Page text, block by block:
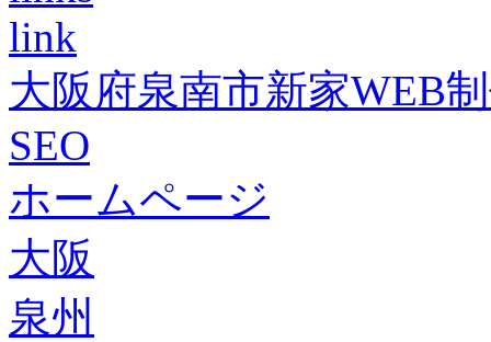
link
大阪府泉南市新家WEB
SEO
ホームページ
大阪
泉州